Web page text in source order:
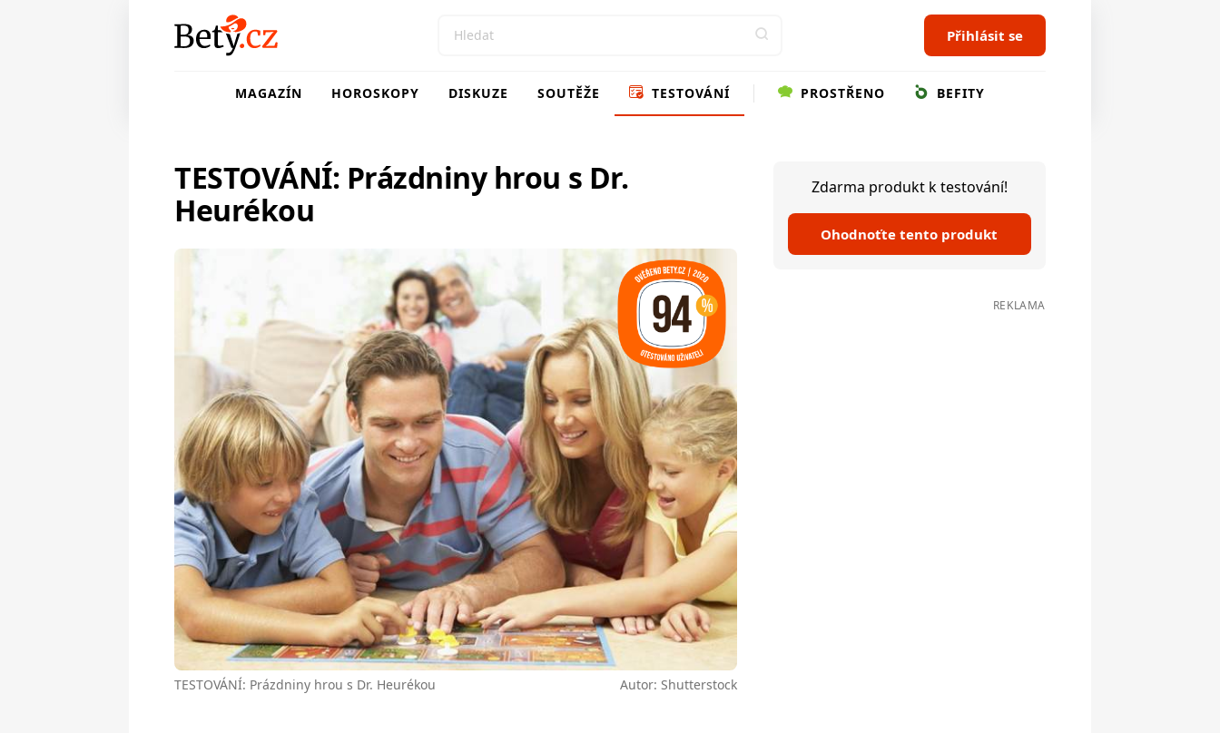
Přihlásit se
MAGAZÍN HOROSKOPY DISKUZE SOUTĚŽE TESTOVÁNÍ PROSTŘENO BEFITY
TESTOVÁNÍ: Prázdniny hrou s Dr.
Heurékou
TESTOVÁNÍ: Prázdniny hrou s Dr. Heurékou Autor: Shutterstock
Zdarma produkt k testování!
Ohodnoťte tento produkt
REKLAMA